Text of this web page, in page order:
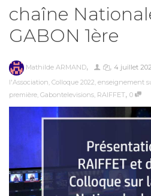
chaîne
GABON 1ère
Mathilde ARMAND, , 4 juillet
l'Association, Colloque 2022, enseignement
première, Gabontelevisions, RAIFFET, 0